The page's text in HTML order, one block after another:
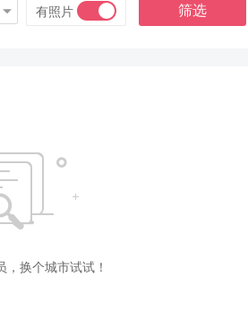
有照片 筛选
，换个城市试试！